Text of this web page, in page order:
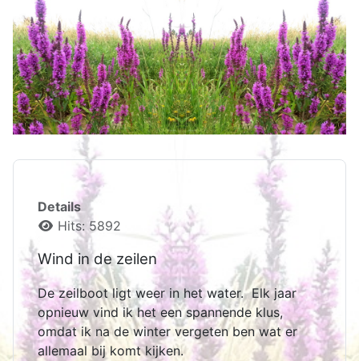
Details
Hits: 5892
Wind in de zeilen
De zeilboot ligt weer in het water. Elk jaar
opnieuw vind ik het een spannende klus,
omdat ik na de winter vergeten ben wat er
allemaal bij komt kijken.